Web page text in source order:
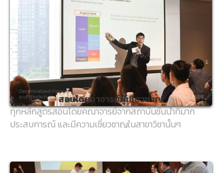
สอนโดยอาจารย์ผู้เชี่ยวชาญ
ทุกหลักสูตรสอนโดยคณาจารย์จากสถาบันชั้นนำที่มาก
ประสบการณ์ และมีความเชี่ยวชาญในสาขาวิชานั้นๆ